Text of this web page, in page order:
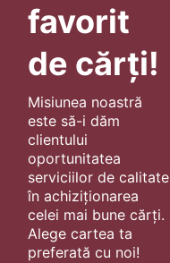
favorit
de cărți!
Misiunea noastră
este să-i dăm
clientului
oportunitatea
serviciilor de calitate
în achiziționarea
celei mai bune cărți.
Alege cartea ta
preferată cu noi!